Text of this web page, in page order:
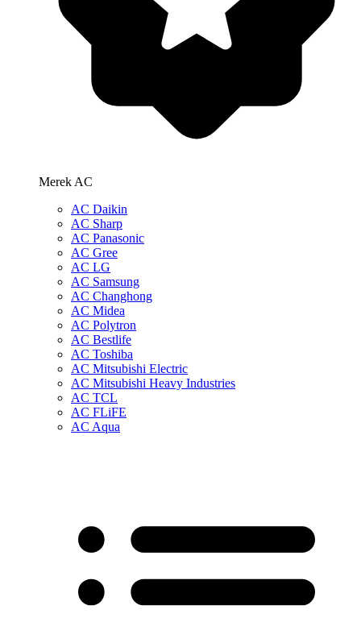
Merek AC
AC Daikin
AC Sharp
AC Panasonic
AC Gree
AC LG
AC Samsung
AC Changhong
AC Midea
AC Polytron
AC Bestlife
AC Toshiba
AC Mitsubishi Electric
AC Mitsubishi Heavy Industries
AC TCL
AC FLiFE
AC Aqua